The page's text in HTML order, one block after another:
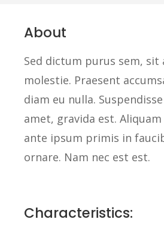
About
Sed dictum purus sem,
molestie. Praesent
diam eu nulla.
amet, gravida est.
ante ipsum primis in
ornare. Nam nec est est.
Characteristics: